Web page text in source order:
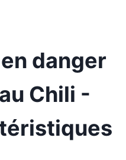
danger
Chili -